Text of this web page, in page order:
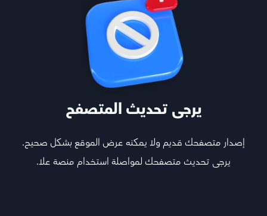
يرجى تحديث المتصفح
إصدار متصفحك قديم ولا يمكنه عرض الموقع بشكل صحيح.
يرجى تحديث متصفحك لمواصلة استخدام منصة علا.